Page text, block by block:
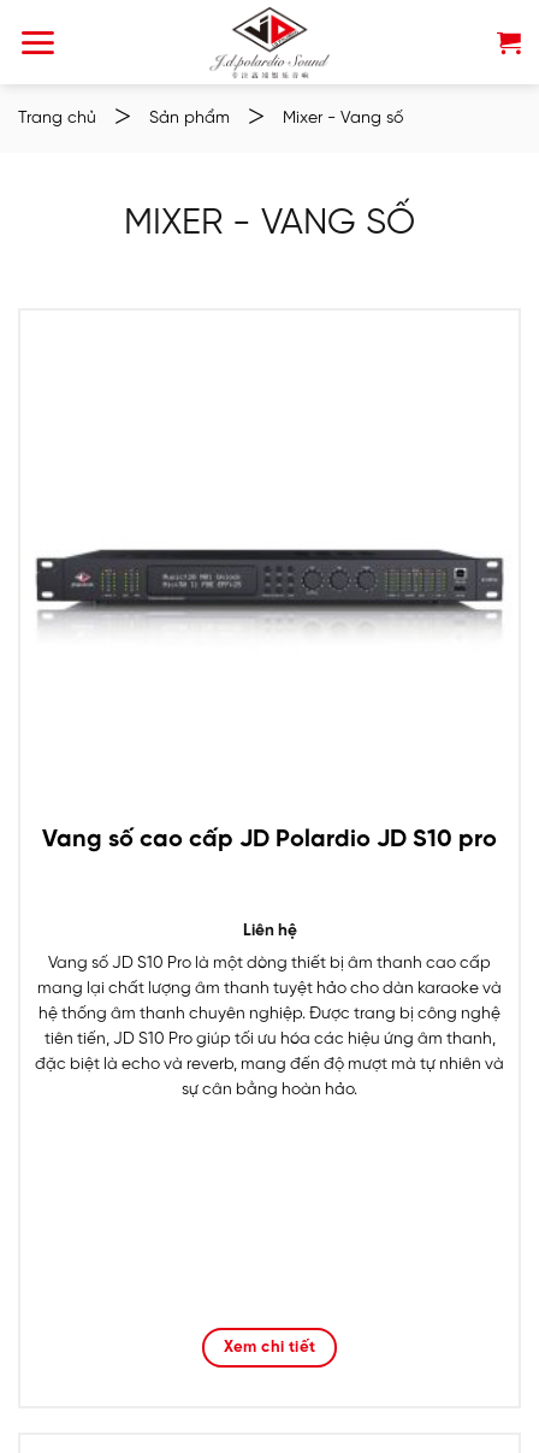
đến
Trang chủ > Sản phẩm > Mixer - Vang số
MIXER - VANG SỐ
Vang số cao cấp JD Polardio JD S10 pro
Liên hệ
Vang số JD S10 Pro là một dòng thiết bị âm thanh cao cấp
mang lại chất lượng âm thanh tuyệt hảo cho dàn karaoke và
hệ thống âm thanh chuyên nghiệp. Được trang bị công nghệ
tiên tiến, JD S10 Pro giúp tối ưu hóa các hiệu ứng âm thanh,
đặc biệt là echo và reverb, mang đến độ mượt mà tự nhiên và
sự cân bằng hoàn hảo.
Xem chi tiết